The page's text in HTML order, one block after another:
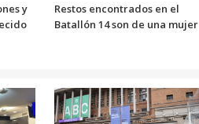
y
Restos encontrados en el
Batallón 14 son de una mujer